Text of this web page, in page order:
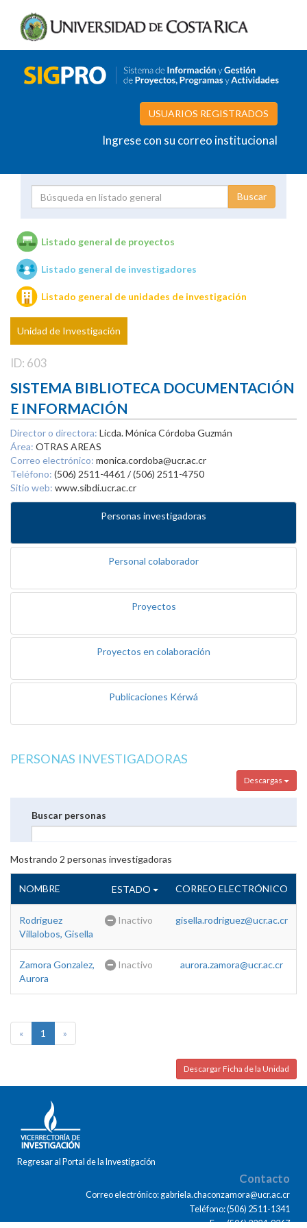
USUARIOS REGISTRADOS
Ingrese con su correo institucional
Unidades de investigación
Listado general de proyectos
Listado general de investigadores
Listado general de unidades de investigación
Unidad de Investigación
ID: 603
SISTEMA BIBLIOTECA DOCUMENTACIÓN
E INFORMACIÓN
Director o directora: Licda. Mónica Córdoba Guzmán
Área: OTRAS AREAS
Correo electrónico: monica.cordoba@ucr.ac.cr
Teléfono: (506) 2511-4461 / (506) 2511-4750
Sitio web: www.sibdi.ucr.ac.cr
Personas investigadoras
Personal colaborador
Proyectos
Proyectos en colaboración
Publicaciones Kérwá
PERSONAS INVESTIGADORAS
Descargas
Buscar personas
Mostrando 2 personas investigadoras
NOMBRE ESTADO CORREO ELECTRÓNICO
Rodriguez
Villalobos, Gisella
Inactivo gisella.rodriguez@ucr.ac.cr
Zamora Gonzalez,
Aurora
Inactivo aurora.zamora@ucr.ac.cr
« 1 »
Descargar Ficha de la Unidad
Regresar al Portal de la Investigación
Contacto
Correo electrónico: gabriela.chaconzamora@ucr.ac.cr
Teléfono: (506) 2511-1341
Fax: (506) 2224-9367